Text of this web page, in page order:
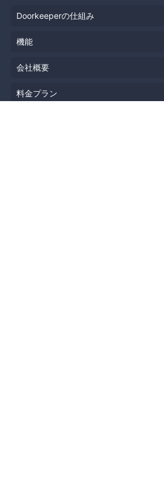
Doorkeeperの仕組み
機能
会社概要
料金プラン